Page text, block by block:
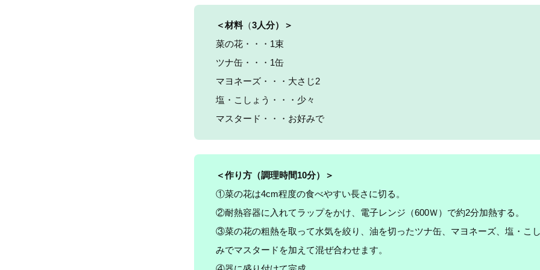
＜材料（3人分）＞
菜の花・・・1束
ツナ缶・・・1缶
マヨネーズ・・・大さじ2
塩・こしょう・・・少々
マスタード・・・お好みで
＜作り方（調理時間10分）＞
①菜の花は4cm程度の食べやすい長さに切る。
②耐熱容器に入れてラップをかけ、電子レンジ（600Ｗ）で約2分加熱する。
③菜の花の粗熱を取って水気を絞り、油を切ったツナ缶、マヨネーズ、塩・こ
みでマスタードを加えて混ぜ合わせます。